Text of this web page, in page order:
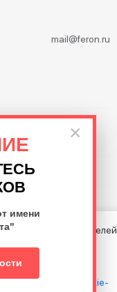
×
имени
mail@feron.ru
носит
публичной
поведения посетителей
на
с нашими
Cookie-